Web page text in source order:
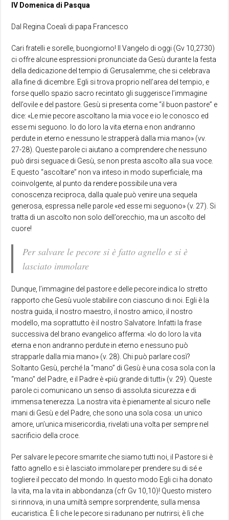
IV Domenica di Pasqua
Dal Regina Coeali di papa Francesco
Cari fratelli e sorelle, buongiorno! Il Vangelo di oggi (Gv 10,2730)
ci offre alcune espressioni pronunciate da Gesù durante la festa
della dedicazione del tempio di Gerusalemme, che si celebrava
alla fine di dicembre. Egli si trova proprio nell’area del tempio, e
forse quello spazio sacro recintato gli suggerisce l’immagine
dell’ovile e del pastore. Gesù si presenta come “il buon pastore” e
dice: «Le mie pecore ascoltano la mia voce e io le conosco ed
esse mi seguono. Io do loro la vita eterna e non andranno
perdute in eterno e nessuno le strapperà dalla mia mano» (vv.
27-28). Queste parole ci aiutano a comprendere che nessuno
può dirsi seguace di Gesù, se non presta ascolto alla sua voce.
E questo “ascoltare” non va inteso in modo superficiale, ma
coinvolgente, al punto da rendere possibile una vera
conoscenza reciproca, dalla quale può venire una sequela
generosa, espressa nelle parole «ed esse mi seguono» (v. 27). Si
tratta di un ascolto non solo dell’orecchio, ma un ascolto del
cuore!
Per salvare le pecore si è fatto agnello e si è
lasciato immolare
Dunque, l’immagine del pastore e delle pecore indica lo stretto
rapporto che Gesù vuole stabilire con ciascuno di noi. Egli è la
nostra guida, il nostro maestro, il nostro amico, il nostro
modello, ma soprattutto è il nostro Salvatore. Infatti la frase
successiva del brano evangelico afferma: «Io do loro la vita
eterna e non andranno perdute in eterno e nessuno può
strapparle dalla mia mano» (v. 28). Chi può parlare così?
Soltanto Gesù, perché la “mano” di Gesù è una cosa sola con la
“mano” del Padre, e il Padre è «più grande di tutti» (v. 29). Queste
parole ci comunicano un senso di assoluta sicurezza e di
immensa tenerezza. La nostra vita è pienamente al sicuro nelle
mani di Gesù e del Padre, che sono una sola cosa: un unico
amore, un’unica misericordia, rivelati una volta per sempre nel
sacrificio della croce.
Per salvare le pecore smarrite che siamo tutti noi, il Pastore si è
fatto agnello e si è lasciato immolare per prendere su di sé e
togliere il peccato del mondo. In questo modo Egli ci ha donato
la vita, ma la vita in abbondanza (cfr Gv 10,10)! Questo mistero
si rinnova, in una umiltà sempre sorprendente, sulla mensa
eucaristica. È lì che le pecore si radunano per nutrirsi; è lì che